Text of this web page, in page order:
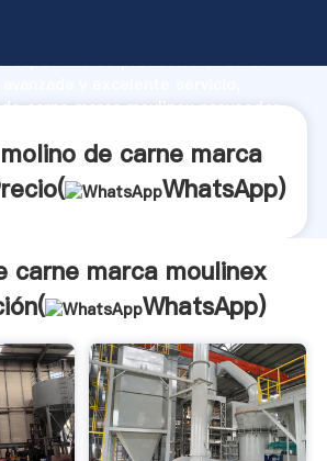
capacidad de producción, fuerza
carne marca moulinex proveedor
de carne marca
WhatsApp)
carne marca moulinex
WhatsApp)